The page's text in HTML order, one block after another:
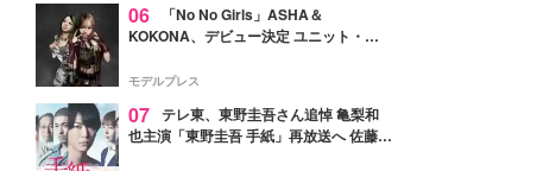
06
「No No Girls」ASHA＆
KOKONA、デビュー決定 ユニット・
リリースへ
モデルプレス
07 テレ東、東野圭吾さん追悼 亀梨和
也主演「東野圭吾 手紙」再放送へ 佐藤隆